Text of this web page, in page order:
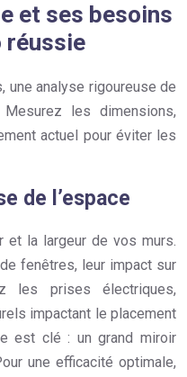
et ses besoins
réussie
une analyse rigoureuse de
les dimensions,
actuel pour éviter les
de l’espace
et la largeur de vos murs.
fenêtres, leur impact sur
les prises électriques,
impactant le placement
est clé : un grand miroir
une efficacité optimale,